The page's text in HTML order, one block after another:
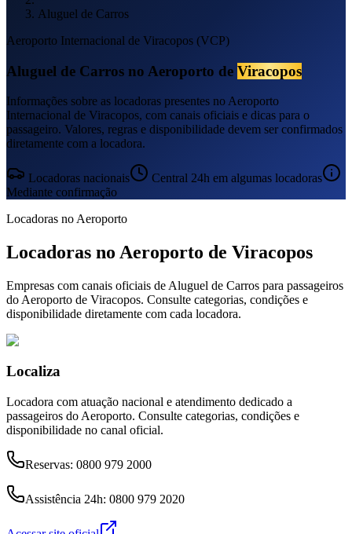
Aluguel de Carros
Aeroporto Internacional de Viracopos (VCP)
Aluguel de Carros no Aeroporto de Viracopos
Informações sobre as locadoras presentes no Aeroporto
Internacional de Viracopos, com canais oficiais e dicas para o
passageiro. Valores, regras e disponibilidade devem ser confirmados
diretamente com a locadora.
Locadoras nacionais
Central 24h em algumas locadoras
Mediante confirmação
Locadoras no Aeroporto
Locadoras no Aeroporto de Viracopos
Empresas com canais oficiais de Aluguel de Carros para passageiros
do Aeroporto de Viracopos. Consulte categorias, condições e
disponibilidade diretamente com cada locadora.
Localiza
Locadora com atuação nacional e atendimento dedicado a
passageiros do Aeroporto. Consulte categorias, condições e
disponibilidade no canal oficial.
Reservas: 0800 979 2000
Assistência 24h: 0800 979 2020